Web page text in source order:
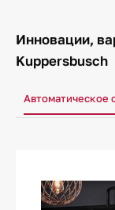
Инновации,
Kuppersbusch
Автоматическое